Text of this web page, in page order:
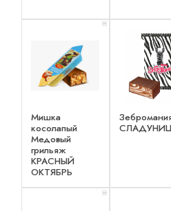
x 1
Мишка
косолапый
Медовый
грильяж
КРАСНЫЙ
ОКТЯБРЬ